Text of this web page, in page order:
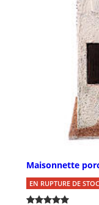
Maisonnette
EN RUPTURE DE